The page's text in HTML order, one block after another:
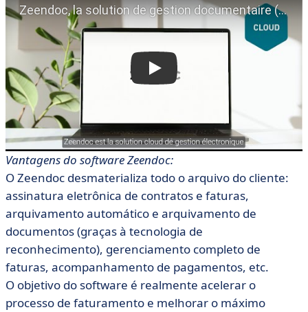
Vantagens do software Zeendoc:
O Zeendoc desmaterializa todo o arquivo do cliente:
assinatura eletrônica de contratos e faturas,
arquivamento automático e arquivamento de
documentos (graças à tecnologia de
reconhecimento), gerenciamento completo de
faturas, acompanhamento de pagamentos, etc.
O objetivo do software é realmente acelerar o
processo de faturamento e melhorar o máximo